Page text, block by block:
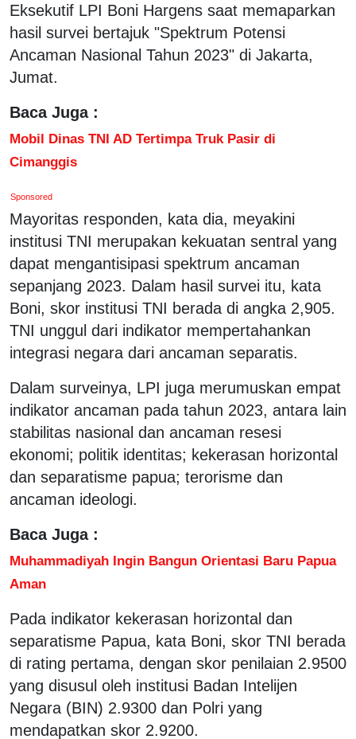
Eksekutif LPI Boni Hargens saat memaparkan
hasil survei bertajuk "Spektrum Potensi
Ancaman Nasional Tahun 2023" di Jakarta,
Jumat.
Baca Juga :
Mobil Dinas TNI AD Tertimpa Truk Pasir di
Cimanggis
Sponsored
Mayoritas responden, kata dia, meyakini
institusi TNI merupakan kekuatan sentral yang
dapat mengantisipasi spektrum ancaman
sepanjang 2023. Dalam hasil survei itu, kata
Boni, skor institusi TNI berada di angka 2,905.
TNI unggul dari indikator mempertahankan
integrasi negara dari ancaman separatis.
Dalam surveinya, LPI juga merumuskan empat
indikator ancaman pada tahun 2023, antara lain
stabilitas nasional dan ancaman resesi
ekonomi; politik identitas; kekerasan horizontal
dan separatisme papua; terorisme dan
ancaman ideologi.
Baca Juga :
Muhammadiyah Ingin Bangun Orientasi Baru Papua
Aman
Pada indikator kekerasan horizontal dan
separatisme Papua, kata Boni, skor TNI berada
di rating pertama, dengan skor penilaian 2.9500
yang disusul oleh institusi Badan Intelijen
Negara (BIN) 2.9300 dan Polri yang
mendapatkan skor 2.9200.